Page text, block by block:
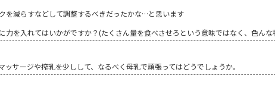
を減らすなどして調整するべきだったかな…と思います
力を入れてはいかがですか？(たくさん量を食べさせろという意味ではなく、色ん
サージや搾乳を少しして、なるべく母乳で頑張ってはどうでしょうか。